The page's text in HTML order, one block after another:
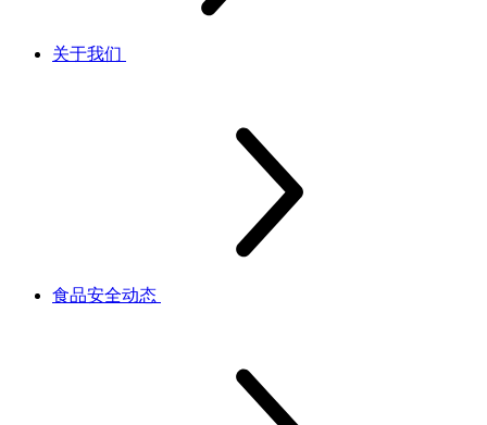
关于我们
食品安全动态